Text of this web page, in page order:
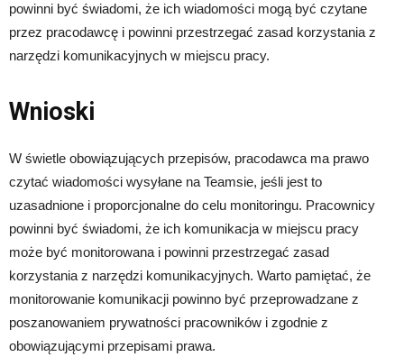
powinni być świadomi, że ich wiadomości mogą być czytane
przez pracodawcę i powinni przestrzegać zasad korzystania z
narzędzi komunikacyjnych w miejscu pracy.
Wnioski
W świetle obowiązujących przepisów, pracodawca ma prawo
czytać wiadomości wysyłane na Teamsie, jeśli jest to
uzasadnione i proporcjonalne do celu monitoringu. Pracownicy
powinni być świadomi, że ich komunikacja w miejscu pracy
może być monitorowana i powinni przestrzegać zasad
korzystania z narzędzi komunikacyjnych. Warto pamiętać, że
monitorowanie komunikacji powinno być przeprowadzane z
poszanowaniem prywatności pracowników i zgodnie z
obowiązującymi przepisami prawa.